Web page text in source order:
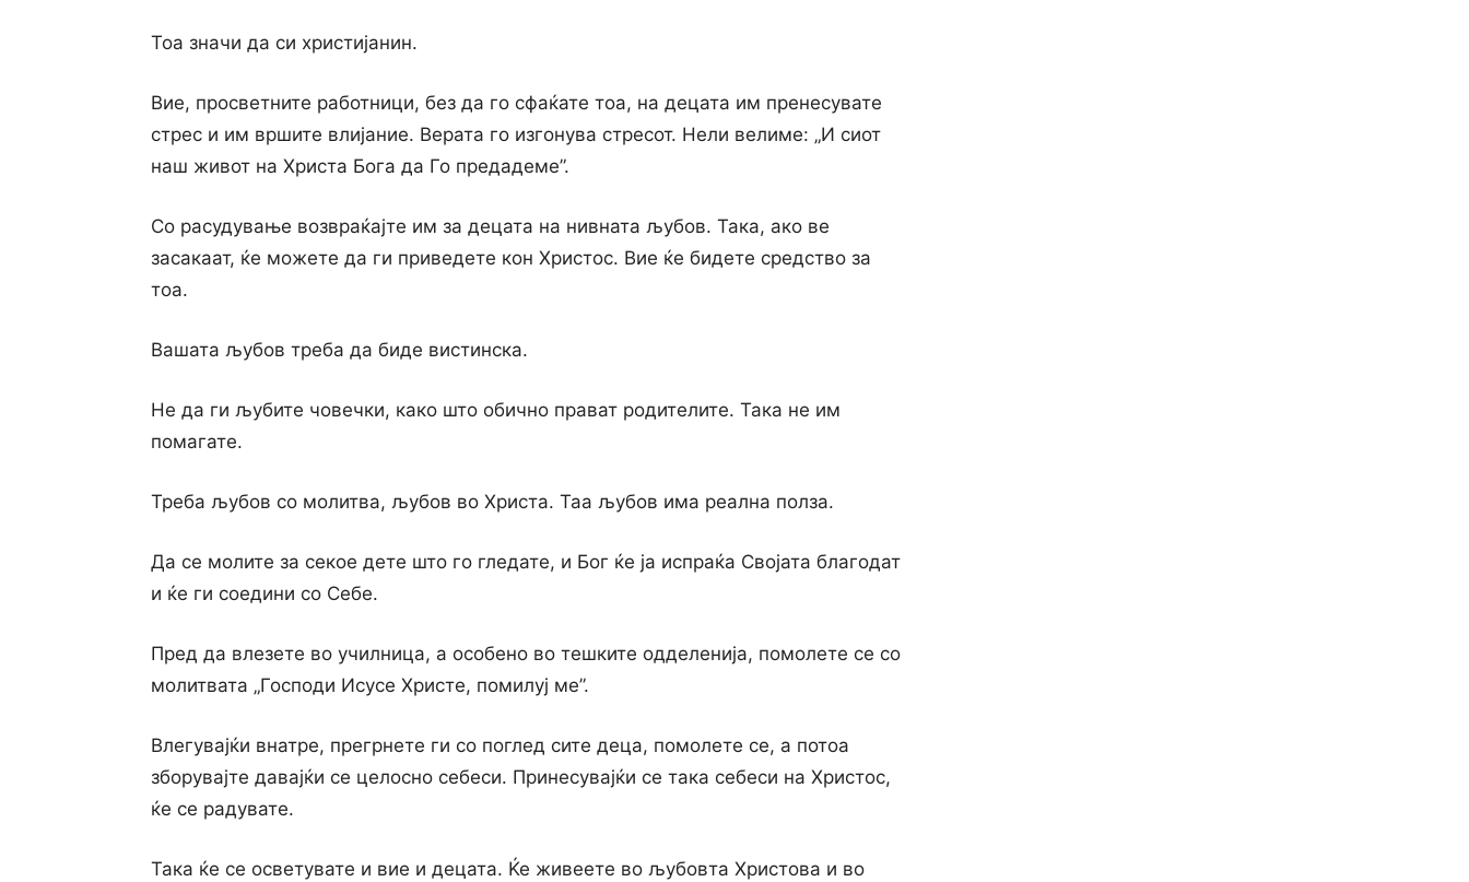
Тоа значи да си христијанин.
Вие, просветните работници, без да го сфаќате тоа, на децата им пренесувате
стрес и им вршите влијание. Верата го изгонува стресот. Нели велиме: „И сиот
наш живот на Христа Бога да Го предадеме”.
Co расудување возвраќајте им за децата на нивната љубов. Така, ако ве
засакаат, ќе можете да ги приведете кон Христос. Вие ќе бидете средство за
тоа.
Вашата љубов треба да биде вистинска.
He да ги љубите човечки, како што обично прават родителите. Така не им
помагате.
Треба љубов co молитва, љубов во Христа. Таа љубов има реална полза.
Да се молите за секое дете што го гледате, и Бог ќе ја испраќа Својата благодат
и ќе ги соедини co Себе.
Пред да влезете во училница, а особено во тешките одделенија, помолете се co
молитвата „Господи Исусе Христе, помилуј ме”.
Влегувајќи внатре, прегрнете ги co поглед сите деца, помолете се, а потоа
зборувајте давајќи се целосно себеси. Принесувајќи се така себеси на Христос,
ќе се радувате.
Така ќе се осветувате и вие и децата. Ќе живеете во љубовта Христова и во